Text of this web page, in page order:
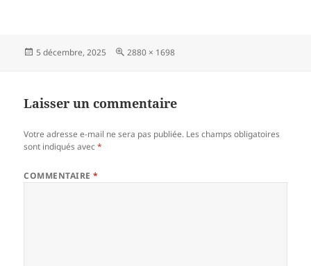
Publié
5 décembre, 2025
Taille
2880 × 1698
Laisser un commentaire
Votre adresse e-mail ne sera pas publiée. Les champs obligatoires
sont indiqués avec*
COMMENTAIRE*